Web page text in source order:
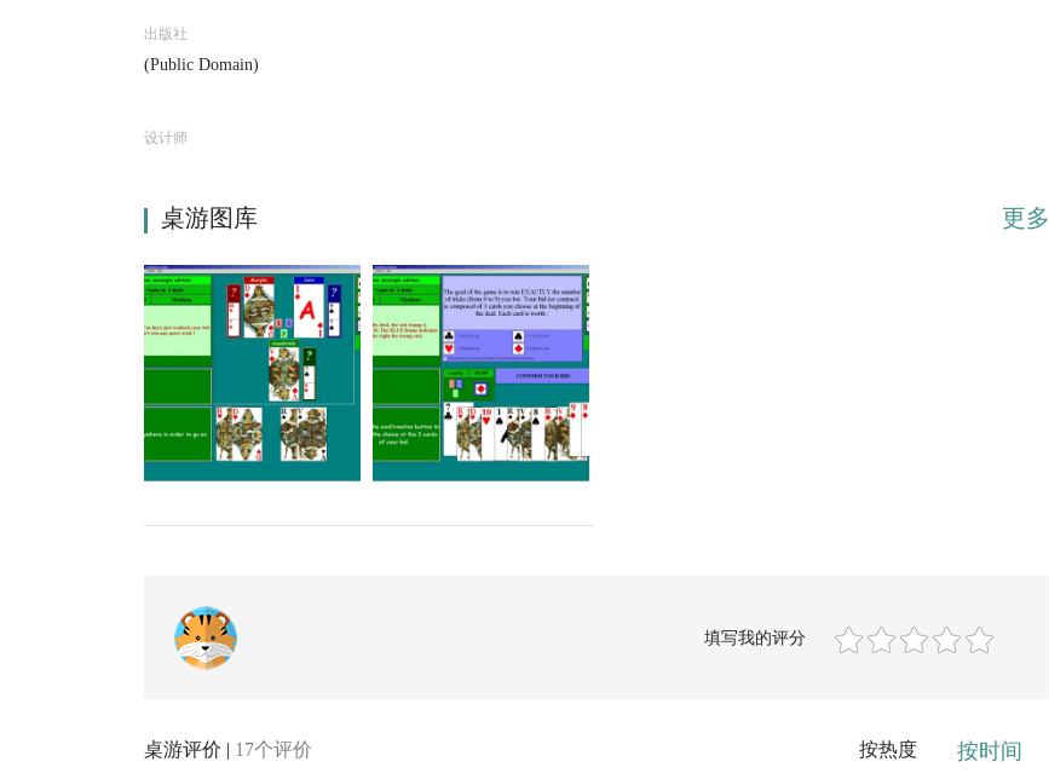
出版社
(Public Domain)
设计师
桌游图库 更多
填写我的评分
桌游评价 | 17个评价 按热度 按时间